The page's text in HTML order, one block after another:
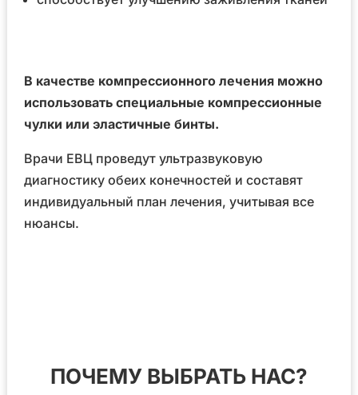
В качестве компрессионного лечения можно
использовать специальные компрессионные
чулки или эластичные бинты.
Врачи ЕВЦ проведут ультразвуковую
диагностику обеих конечностей и составят
индивидуальный план лечения, учитывая все
нюансы.
ПОЧЕМУ ВЫБРАТЬ НАС?